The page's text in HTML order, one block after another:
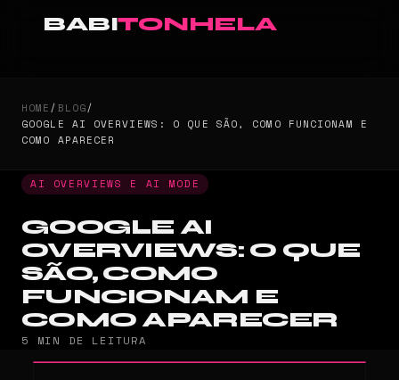
BABITONHELA
HOME/BLOG/
GOOGLE AI OVERVIEWS: O QUE SÃO, COMO FUNCIONAM E
COMO APARECER
AI OVERVIEWS E AI MODE
GOOGLE AI
OVERVIEWS: O QUE
SÃO, COMO
FUNCIONAM E
COMO APARECER
5 MIN DE LEITURA